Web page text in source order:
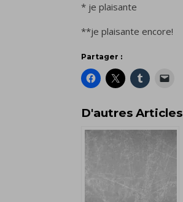
* je plaisante
**je plaisante encore!
Partager :
D'autres Articles